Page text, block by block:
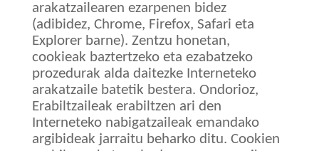
arakatzailearen ezarpenen bidez
(adibidez, Chrome, Firefox, Safari eta
Explorer barne). Zentzu honetan,
cookieak baztertzeko eta ezabatzeko
prozedurak alda daitezke Interneteko
arakatzaile batetik bestera. Ondorioz,
Erabiltzaileak erabiltzen ari den
Interneteko nabigatzaileak emandako
argibideak jarraitu beharko ditu. Cookien